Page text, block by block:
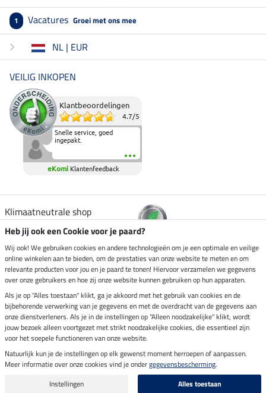
1 Vacatures Groei met ons mee
NL | EUR
VEILIG INKOPEN
Klantbeoordelingen
4.7/5
Snelle service, goed
ingepakt.
eKomi Klantenfeedback
Klimaatneutrale shop
Verzending per
Veilig betalen met
Impressum
Laatste update op 06.08.2026 om 03:11 uur
Alle prijzen in euro's, incl. BTW, excl. verzendkosten.
Heb jij ook een Cookie voor je paard?
Wij ook! We gebruiken cookies en andere technologieën om je een optimale en veilige
online winkelen aan te bieden, om de prestaties van onze website te meten en om
relevante producten voor jou en je paard te tonen! Hiervoor verzamelen we gegevens
over onze gebruikers en hoe zij onze website kunnen gebruiken op hun apparaten.
Als je op "Alles toestaan" klikt, ga je akkoord met het gebruik van cookies en de
bijbehorende verwerking van je gegevens en met de overdracht van de gegevens aan
onze dienstverleners. Als je in de instellingen op "Alleen noodzakelijke" klikt, wordt
jouw bezoek alleen voortgezet met strikt noodzakelijke cookies, die essentieel zijn
voor het soepele functioneren van onze website.
Natuurlijk kun je de instellingen op elk gewenst moment herroepen of aanpassen.
Meer informatie over onze cookies vind je ondergegevensbescherming.
Instellingen
Alles toestaan